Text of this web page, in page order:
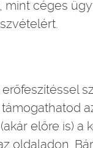
mint céges
előre is) a
oldaladon.